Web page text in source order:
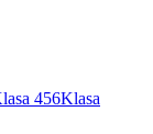
456Klasa